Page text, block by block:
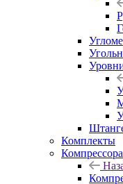
Комплекты
Компрессора